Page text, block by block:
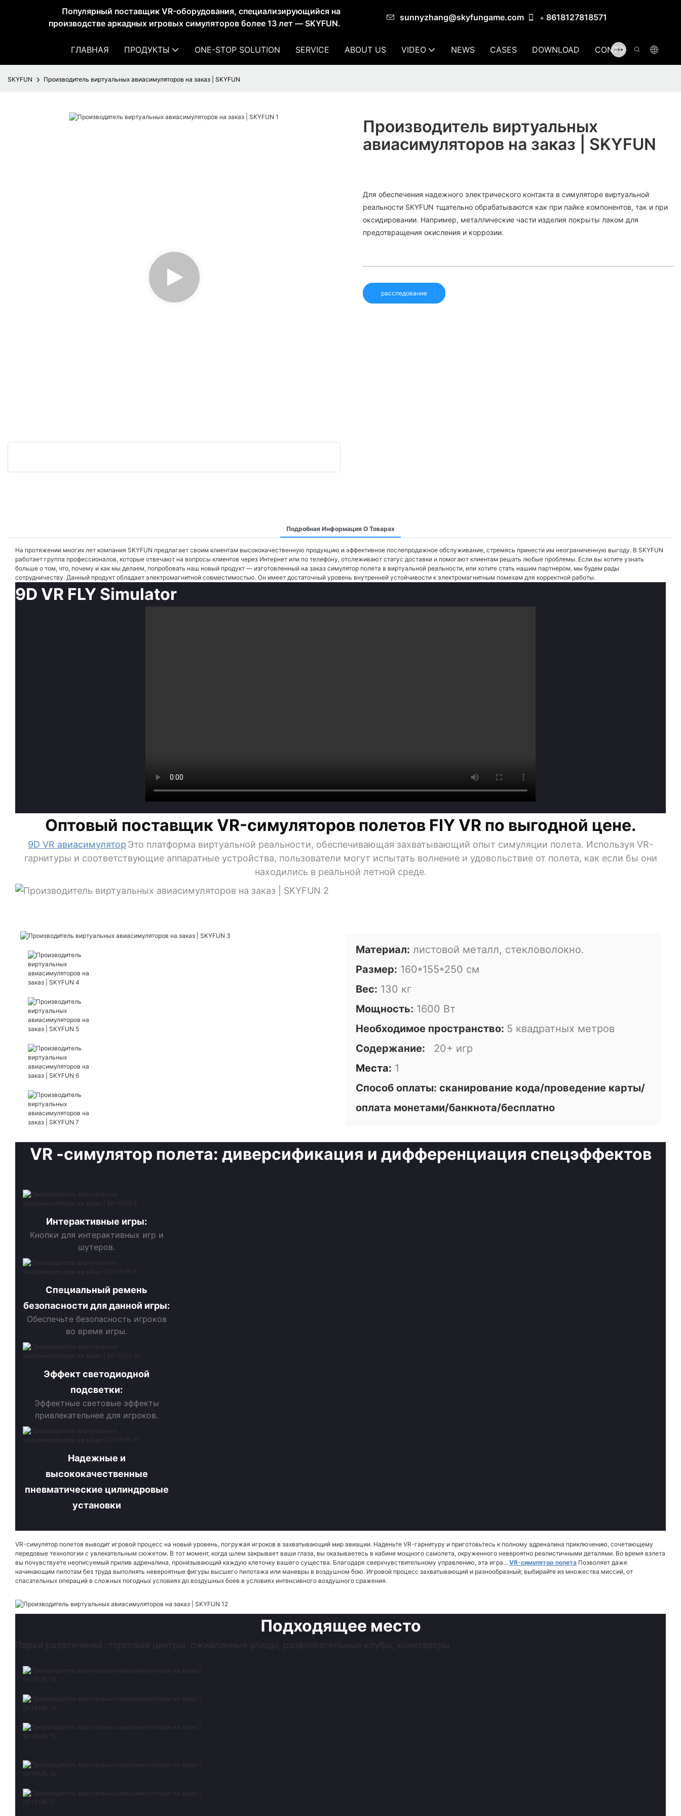
Популярный поставщик VR-оборудования, специализирующийся на
производстве аркадных игровых симуляторов более 13 лет — SKYFUN.
sunnyzhang@skyfungame.com +8618127818571
ГЛАВНАЯ ПРОДУКТЫ ONE-STOP SOLUTION SERVICE ABOUT US VIDEO NEWS CASES DOWNLOAD CONTACT US
SKYFUN Производитель виртуальных авиасимуляторов на заказ | SKYFUN
Производитель виртуальных
авиасимуляторов на заказ | SKYFUN
Для обеспечения надежного электрического контакта в симуляторе виртуальной
реальности SKYFUN тщательно обрабатываются как при пайке компонентов, так и при
оксидировании. Например, металлические части изделия покрыты лаком для
предотвращения окисления и коррозии.
расследование
Подробная Информация О Товарах
На протяжении многих лет компания SKYFUN предлагает своим клиентам высококачественную продукцию и эффективное послепродажное обслуживание, стремясь принести им неограниченную выгоду. В SKYFUN
работает группа профессионалов, которые отвечают на вопросы клиентов через Интернет или по телефону, отслеживают статус доставки и помогают клиентам решать любые проблемы. Если вы хотите узнать
больше о том, что, почему и как мы делаем, попробовать наш новый продукт — изготовленный на заказ симулятор полета в виртуальной реальности, или хотите стать нашим партнером, мы будем рады
сотрудничеству. Данный продукт обладает электромагнитной совместимостью. Он имеет достаточный уровень внутренней устойчивости к электромагнитным помехам для корректной работы.
9D VR FLY Simulator
Оптовый поставщик VR-симуляторов полетов FIY VR по выгодной цене.
9D VR авиасимулятор Это платформа виртуальной реальности, обеспечивающая захватывающий опыт симуляции полета. Используя VR-
гарнитуры и соответствующие аппаратные устройства, пользователи могут испытать волнение и удовольствие от полета, как если бы они
находились в реальной летной среде.
Материал: листовой металл, стекловолокно.
Размер: 160*155*250 см
Вес: 130 кг
Мощность: 1600 Вт
Необходимое пространство: 5 квадратных метров
Содержание:
20+ игр
Места: 1
Способ оплаты: сканирование кода/проведение карты/
оплата монетами/банкнота/бесплатно
VR -симулятор полета: диверсификация и дифференциация спецэффектов
Интерактивные игры:
Кнопки для интерактивных игр и
шутеров.
Специальный ремень
безопасности для данной игры:
Обеспечьте безопасность игроков
во время игры.
Эффект светодиодной
подсветки:
Эффектные световые эффекты
привлекательнее для игроков.
Надежные и
высококачественные
пневматические цилиндровые
установки
VR-симулятор полетов выводит игровой процесс на новый уровень, погружая игроков в захватывающий мир авиации. Наденьте VR-гарнитуру и приготовьтесь к полному адреналина приключению, сочетающему
передовые технологии с увлекательным сюжетом. В тот момент, когда шлем закрывает ваши глаза, вы оказываетесь в кабине мощного самолета, окруженного невероятно реалистичными деталями. Во время взлета
вы почувствуете неописуемый прилив адреналина, пронизывающий каждую клеточку вашего существа. Благодаря сверхчувствительному управлению, эта игра... VR-симулятор полета Позволяет даже
начинающим пилотам без труда выполнять невероятные фигуры высшего пилотажа или маневры в воздушном бою. Игровой процесс захватывающий и разнообразный; выбирайте из множества миссий, от
спасательных операций в сложных погодных условиях до воздушных боев в условиях интенсивного воздушного сражения.
Подходящее место